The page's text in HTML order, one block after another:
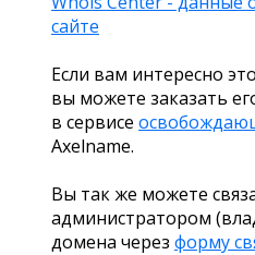
сайте
Если вам интересно
вы можете заказать
в сервисе
Axelname.
Вы так же можете
администратором
домена через форму